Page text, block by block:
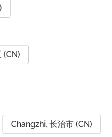
(CN)
Changzhi, 长治市 (CN)